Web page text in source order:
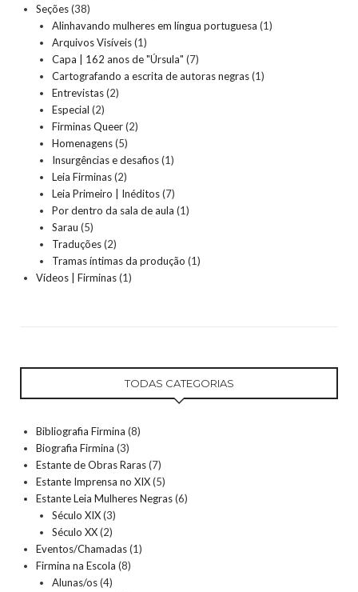
Seções(38)
Alinhavando mulheres em língua portuguesa (1)
Arquivos Visíveis(1)
Capa | 162 anos de "Úrsula" (7)
Cartografando a escrita de autoras negras(1)
Entrevistas(2)
Especial (2)
Firminas Queer(2)
Homenagens(5)
Insurgências e desafios(1)
Leia Firminas(2)
Leia Primeiro | Inéditos(7)
Por dentro da sala de aula (1)
Sarau (5)
Traduções(2)
Tramas íntimas da produção (1)
Vídeos | Firminas(1)
TODAS CATEGORIAS
Bibliografia Firmina (8)
Biografia Firmina (3)
Estante de Obras Raras(7)
Estante Imprensa no XIX(5)
Estante Leia Mulheres Negras(6)
Século XIX(3)
Século XX(2)
Eventos/Chamadas(1)
Firmina na Escola (8)
Alunas/os(4)